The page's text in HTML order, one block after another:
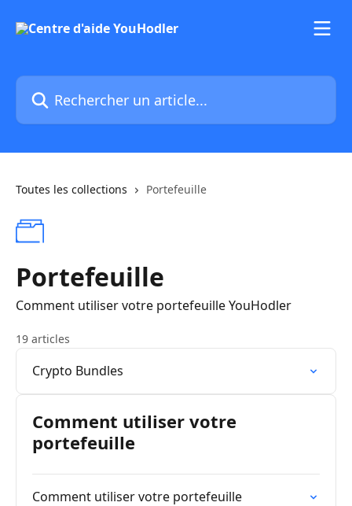
Rechercher un article...
Toutes les collections Portefeuille
Portefeuille
Comment utiliser votre portefeuille YouHodler
19 articles
Crypto Bundles
Comment utiliser votre
portefeuille
Comment utiliser votre portefeuille